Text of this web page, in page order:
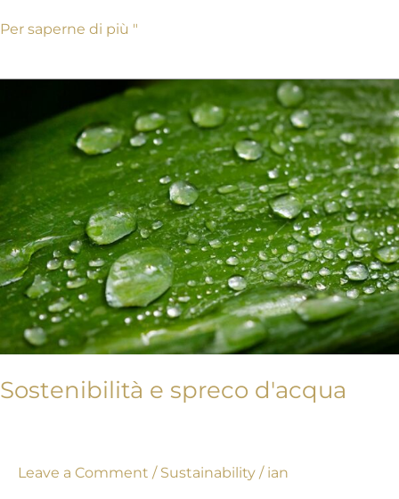
Per saperne di più "
Sostenibilità e spreco d'acqua
Leave a Comment / Sustainability / ian
spreco
d'acqua